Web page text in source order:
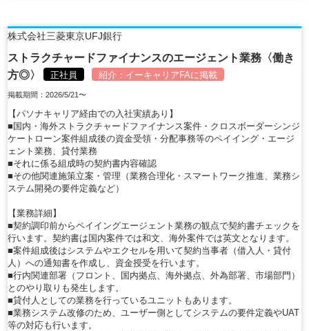
株式会社三菱東京UFJ銀行
ストラクチャードファイナンスのエージェント業務〈働き
方◎〉
正社員 紹介： イーキャリアFAに掲載
掲載期間：2026/5/21〜
【パソナキャリア経由での入社実績あり】
■国内・海外ストラクチャードファイナンス案件・クロスボーダーシンジ
ケートローン案件組成後の資金受領・分配事務等のペイイング・エージ
ェント業務、貸付業務
■それに係る組成時の契約書内容確認
■その他関連施策立案・管理（業務合理化・スマートワーク推進、業務シ
ステム開発の要件定義など）
【業務詳細】
■契約調印前からペイイングエージェント業務の観点で契約書チェックを
行います。契約書は国内案件では和文、海外案件では英文となります。
■案件組成後はシステムやエクセルを用いて契約当事者（借入人・貸付
人）への通知書を作成し、資金授受を行います。
■行内関連部署（フロント、国内拠点、海外拠点、外為部署、市場部門）
とのやり取りも発生します。
■貸付人としての業務を行っているユニットもあります。
■業務システム改修のため、ユーザー側としてシステムの要件定義やUAT
等の対応も行います。